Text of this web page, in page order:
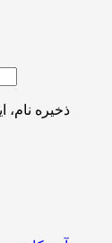
ذخیره